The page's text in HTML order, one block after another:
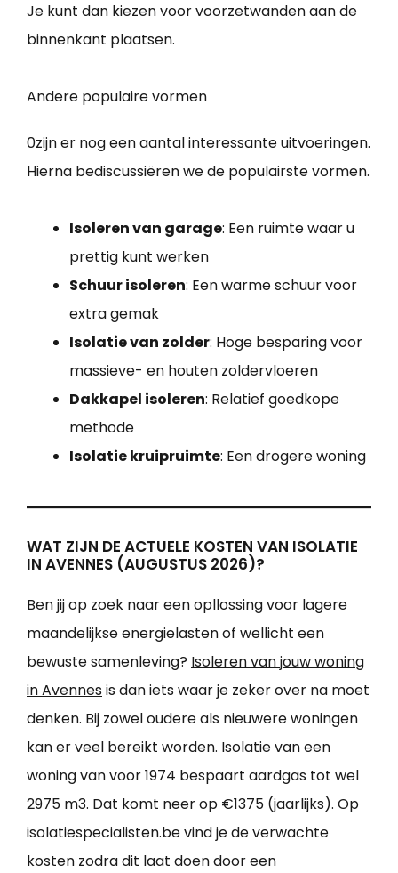
Je kunt dan kiezen voor voorzetwanden aan de
binnenkant plaatsen.
Andere populaire vormen
0zijn er nog een aantal interessante uitvoeringen.
Hierna bediscussiëren we de populairste vormen.
Isoleren van garage: Een ruimte waar u
prettig kunt werken
Schuur isoleren: Een warme schuur voor
extra gemak
Isolatie van zolder: Hoge besparing voor
massieve- en houten zoldervloeren
Dakkapel isoleren: Relatief goedkope
methode
Isolatie kruipruimte: Een drogere woning
WAT ZIJN DE ACTUELE KOSTEN VAN ISOLATIE
IN AVENNES (AUGUSTUS 2026)?
Ben jij op zoek naar een opllossing voor lagere
maandelijkse energielasten of wellicht een
bewuste samenleving? Isoleren van jouw woning
in Avennesis dan iets waar je zeker over na moet
denken. Bij zowel oudere als nieuwere woningen
kan er veel bereikt worden. Isolatie van een
woning van voor 1974 bespaart aardgas tot wel
2975 m3. Dat komt neer op €1375 (jaarlijks). Op
isolatiespecialisten.be vind je de verwachte
kosten zodra dit laat doen door een